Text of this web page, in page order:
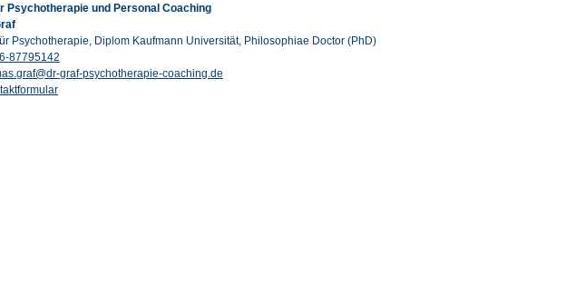
Psychotherapie und Personal Coaching
Psychotherapie, Diplom Kaufmann Universität, Philosophiae Doctor (PhD)
87795142
graf-psychotherapie-coaching.de